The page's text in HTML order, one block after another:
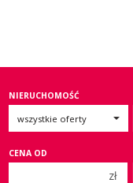
NIERUCHOMOŚĆ
CENA OD
zł